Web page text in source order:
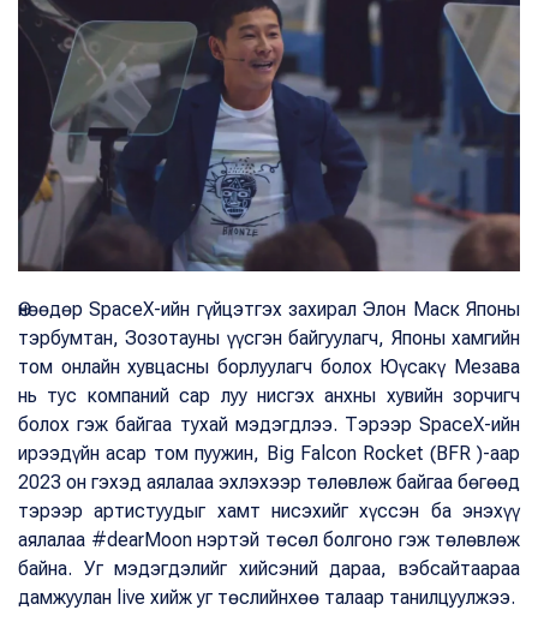
Өнөөдөр SpaceX-ийн гүйцэтгэх захирал Элон Маск Японы
тэрбумтан, Зозотауны үүсгэн байгуулагч, Японы хамгийн
том онлайн хувцасны борлуулагч болох Юүсакү Мезава
нь тус компаний сар луу нисгэх анхны хувийн зорчигч
болох гэж байгаа тухай мэдэгдлээ. Тэрээр SpaceX-ийн
ирээдүйн асар том пуужин, Big Falcon Rocket (BFR )-аар
2023 он гэхэд аялалаа эхлэхээр төлөвлөж байгаа бөгөөд
тэрээр артистуудыг хамт нисэхийг хүссэн ба энэхүү
аялалаа #dearMoon нэртэй төсөл болгоно гэж төлөвлөж
байна. Уг мэдэгдэлийг хийсэний дараа, вэбсайтаараа
дамжуулан live хийж уг төслийнхөө талаар танилцуулжээ.